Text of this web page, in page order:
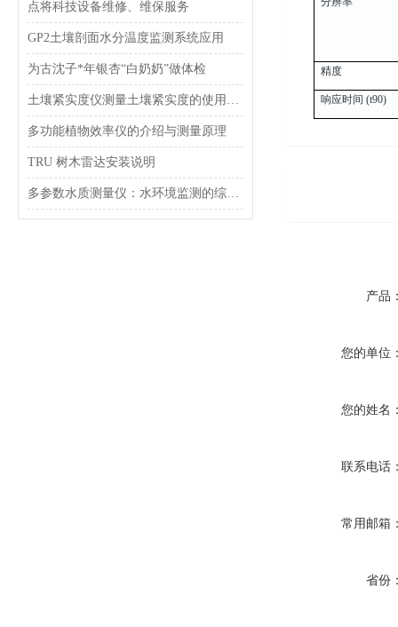
点将科技设备维修、维保服务
GP2土壤剖面水分温度监测系统应用
为古沈子*年银杏“白奶奶”做体检
土壤紧实度仪测量土壤紧实度的使用说明
多功能植物效率仪的介绍与测量原理
TRU 树木雷达安装说明
多参数水质测量仪：水环境监测的综合检测工具
精度
响应时间 (t90)
产品
您的单位
您的姓名
联系电话
常用邮箱
省份